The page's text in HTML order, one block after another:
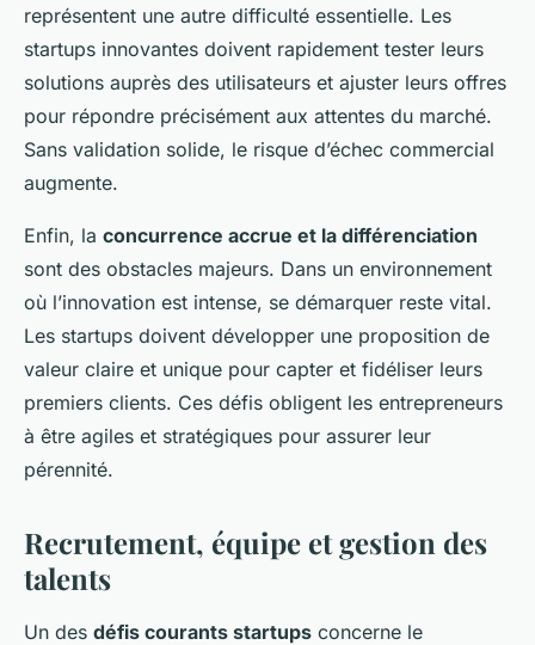
représentent une autre difficulté essentielle. Les
startups innovantes doivent rapidement tester leurs
solutions auprès des utilisateurs et ajuster leurs offres
pour répondre précisément aux attentes du marché.
Sans validation solide, le risque d’échec commercial
augmente.
Enfin, la concurrence accrue et la différenciation
sont des obstacles majeurs. Dans un environnement
où l’innovation est intense, se démarquer reste vital.
Les startups doivent développer une proposition de
valeur claire et unique pour capter et fidéliser leurs
premiers clients. Ces défis obligent les entrepreneurs
à être agiles et stratégiques pour assurer leur
pérennité.
Recrutement, équipe et gestion des
talents
Un des défis courants startups concerne le